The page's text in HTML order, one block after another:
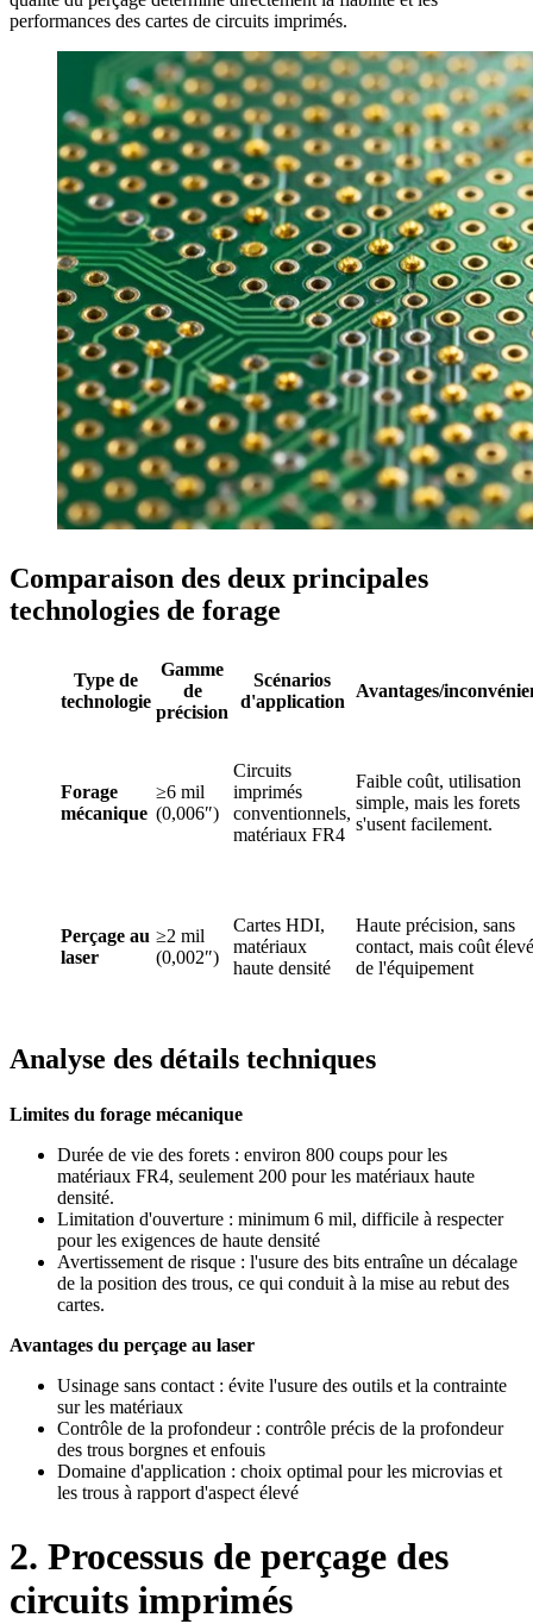
performances des cartes de circuits imprimés.
Comparaison des deux principales
technologies de forage
Type de
technologie
Gamme
de
précision
Scénarios
d'application
Avantages/
Forage
mécanique
≥6 mil
(0,006″)
Circuits
imprimés
conventionnels,
matériaux FR4
Faible coût, utilisation
simple, mais les forets
s'usent facilement.
Perçage au
laser
≥2 mil
(0,002″)
Cartes HDI,
matériaux
haute densité
Haute précision, sans
contact, mais coût élevé
de l'équipement
Analyse des détails techniques
Limites du forage mécanique
Durée de vie des forets : environ 800 coups pour les
matériaux FR4, seulement 200 pour les matériaux haute
densité.
Limitation d'ouverture : minimum 6 mil, difficile à respecter
pour les exigences de haute densité
Avertissement de risque : l'usure des bits entraîne un décalage
de la position des trous, ce qui conduit à la mise au rebut des
cartes.
Avantages du perçage au laser
Usinage sans contact : évite l'usure des outils et la contrainte
sur les matériaux
Contrôle de la profondeur : contrôle précis de la profondeur
des trous borgnes et enfouis
Domaine d'application : choix optimal pour les microvias et
les trous à rapport d'aspect élevé
2. Processus de perçage des
circuits imprimés